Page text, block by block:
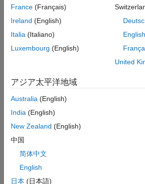
既定では Web ビューをエクスポートす
自動的に既定の Web ブラウザーで表示
ーでの Web ビューの表示の詳細について
とナビゲーション
を参照してください。
ファイルと、Web ビューの表示をサポー
イルおよび.png
は、ファイルを圧縮して Web ビューと
の ZIP ファイルにまとめます。
Web ビュー ファイルを zip ファイルに圧
HTML ファイルとサポート ファイルを
スポートするよう選択できます。非圧縮
Web ビュー HTML ファイルを直接開く
France (Français)
Ireland (English)
Italia (Italiano)
Luxembourg (English)
English
United
アジア太平洋地域
Australia (English)
India (English)
New Zealand (English)
中国
简体中文
English
日本 (日本語)